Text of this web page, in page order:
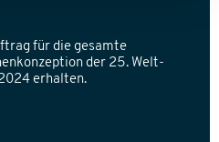
für die gesamte
der 25. Welt-
erhalten.